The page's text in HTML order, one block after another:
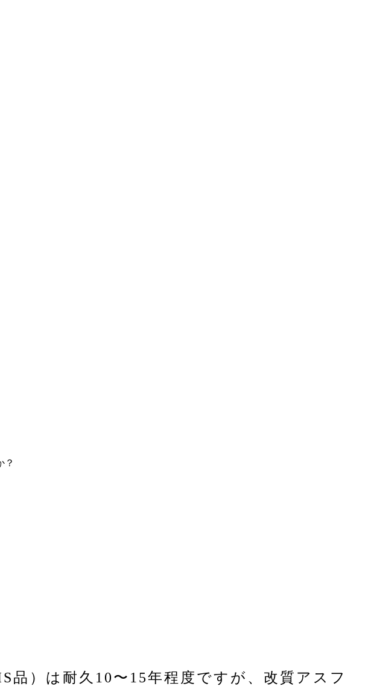
？
品）は耐久 10〜 15年程度ですが、改質アスフ